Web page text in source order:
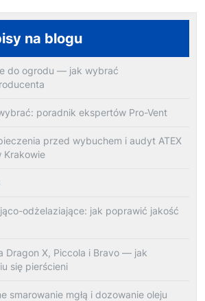
na blogu
do ogrodu — jak wybrać
poradnik ekspertów Pro-Vent
przed wybuchem i audyt ATEX
odżelaziające: jak poprawić jakość
Dragon X, Piccola i Bravo — jak
się pierścieni
smarowanie mgłą i dozowanie oleju